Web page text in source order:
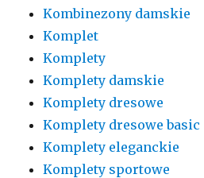
Kombinezony damskie
Komplet
Komplety
Komplety damskie
Komplety dresowe
Komplety dresowe basic
Komplety eleganckie
Komplety sportowe